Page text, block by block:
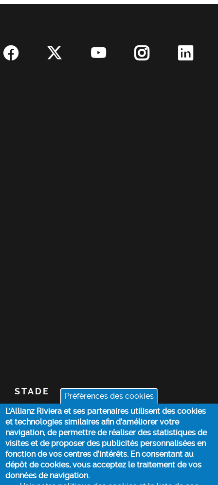
Préférences des cookies
L'Allianz Riviera et ses partenaires utilisent des cookies
et technologies similaires afin d’améliorer votre
navigation, de permettre de réaliser des statistiques de
visites et de proposer des publicités personnalisées en
fonction de vos centres d’intérêts. En consentant au
dépôt de cookies, vous acceptez le traitement de vos
données de navigation.
STADE
BILLETTERIE
ACTUALITÉS
INFOS PRATIQUES